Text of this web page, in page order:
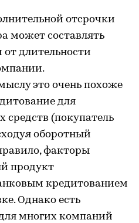
отсрочки
может составлять
от длительности
это очень похоже
для
средств (покупатель
оборотный
факторы
продукт
кредитованием
Однако есть
многих компаний